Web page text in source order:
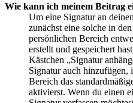
Wie kann ich meinem Beitrag
Um eine Signatur an
zunächst eine solche in
persönlichen Bereich
erstellt und gespeichert
Kästchen „Signatur
Signatur auch hinzufügen,
Bereich das
aktivierst. Wenn du einen